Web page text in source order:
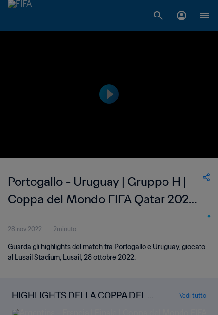
Portogallo - Uruguay | Gruppo H |
Coppa del Mondo FIFA Qatar 2022 |
Highlights
28 nov 2022 2minuto
Guarda gli highlights del match tra Portogallo e Uruguay, giocato
al Lusail Stadium, Lusail, 28 ottobre 2022.
HIGHLIGHTS DELLA COPPA DEL M
ONDO
Vedi tutto